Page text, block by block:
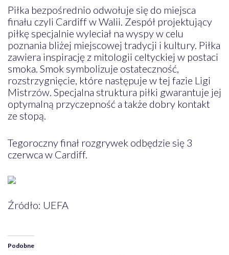
Piłka bezpośrednio odwołuje się do miejsca
finału czyli Cardiff w Walii. Zespół projektujący
piłkę specjalnie wyleciał na wyspy w celu
poznania bliżej miejscowej tradycji i kultury. Piłka
zawiera inspirację z mitologii celtyckiej w postaci
smoka. Smok symbolizuje ostateczność,
rozstrzygnięcie, które następuje w tej fazie Ligi
Mistrzów. Specjalna struktura piłki gwarantuje jej
optymalną przyczepność a także dobry kontakt
ze stopą.
Tegoroczny finał rozgrywek odbędzie się 3
czerwca w Cardiff.
Źródło: UEFA
Podobne